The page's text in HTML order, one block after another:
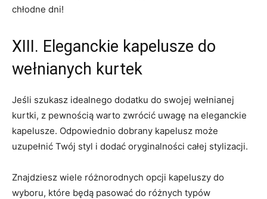
chłodne dni!
XIII. Eleganckie‌ kapelusze do
wełnianych ⁢kurtek
Jeśli szukasz idealnego dodatku do swojej wełnianej
kurtki, z pewnością warto zwrócić uwagę na eleganckie
kapelusze. Odpowiednio dobrany kapelusz może
uzupełnić Twój ‌styl i dodać oryginalności całej stylizacji.
Znajdziesz wiele różnorodnych opcji ⁢kapeluszy ​do
wyboru, które‍ będą pasować ⁤do różnych typów